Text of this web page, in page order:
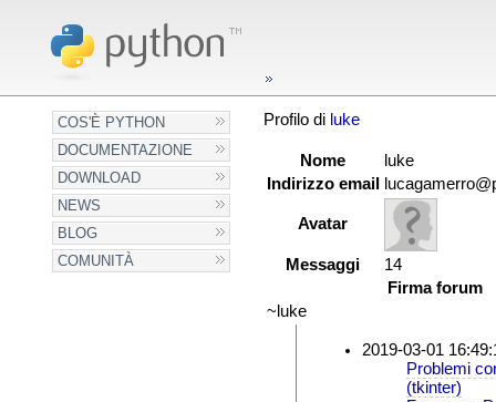
COS'È PYTHON
DOCUMENTAZIONE
DOWNLOAD
NEWS
BLOG
COMUNITÀ
Profilo di luke
Nome
luke
Indirizzo email
Avatar
Messaggi
14
Firma forum
~luke
2019-03-01
Problemi
(tkinter)